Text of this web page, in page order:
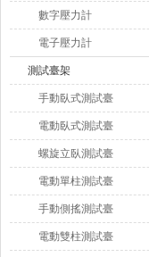
數字壓力計
電子壓力計
測試臺架
手動臥式測試臺
電動臥式測試臺
螺旋立臥測試臺
電動單柱測試臺
手動側搖測試臺
電動雙柱測試臺